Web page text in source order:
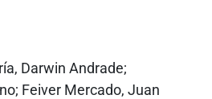
Darwin Andrade;
Feiver Mercado, Juan